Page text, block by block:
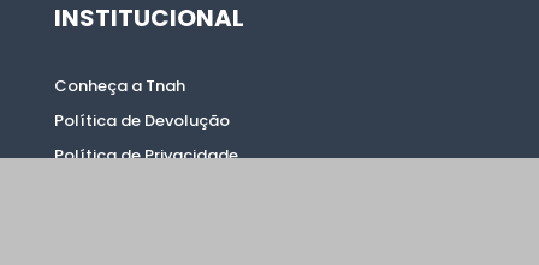
INSTITUCIONAL
Conheça a Tnah
Política de Devolução
Política de Privacidade
INSTITUCIONAL
Conheça a Tnah
Política de Devolução
Política de Privacidade